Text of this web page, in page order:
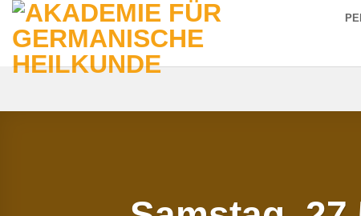
Zum
Inhalt
springen